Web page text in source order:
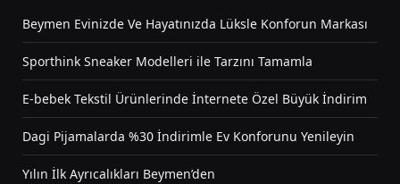
Beymen Evinizde Ve Hayatınızda Lüksle Konforun Markası
Sporthink Sneaker Modelleri ile Tarzını Tamamla
E-bebek Tekstil Ürünlerinde İnternete Özel Büyük İndirim
Dagi Pijamalarda %30 İndirimle Ev Konforunu Yenileyin
Yılın İlk Ayrıcalıkları Beymen’den